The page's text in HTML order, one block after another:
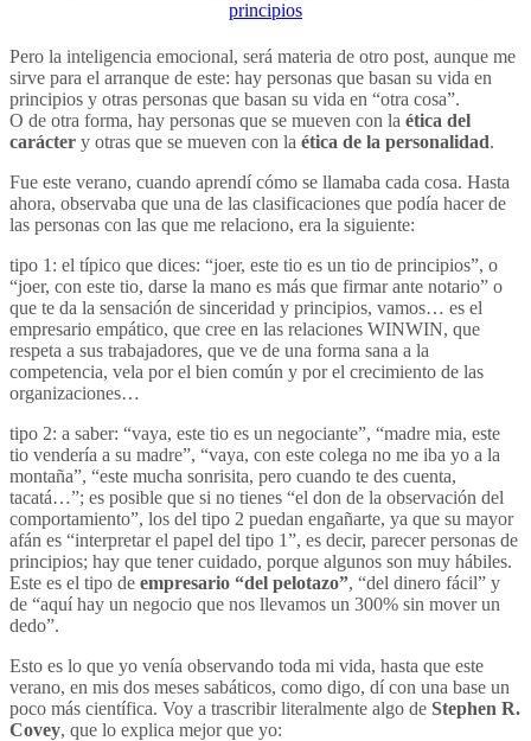
Pero la inteligencia emocional, será materia de otro post, aunque me
sirve para el arranque de este: hay personas que basan su vida en
principios y otras personas que basan su vida en “otra cosa”.
O de otra forma, hay personas que se mueven con la ética del
carácter y otras que se mueven con la ética de la personalidad.
Fue este verano, cuando aprendí cómo se llamaba cada cosa. Hasta
ahora, observaba que una de las clasificaciones que podía hacer de
las personas con las que me relaciono, era la siguiente:
tipo 1: el típico que dices: “joer, este tio es un tio de principios”, o
“joer, con este tio, darse la mano es más que firmar ante notario” o
que te da la sensación de sinceridad y principios, vamos… es el
empresario empático, que cree en las relaciones WINWIN, que
respeta a sus trabajadores, que ve de una forma sana a la
competencia, vela por el bien común y por el crecimiento de las
organizaciones…
tipo 2: a saber: “vaya, este tio es un negociante”, “madre mia, este
tio vendería a su madre”, “vaya, con este colega no me iba yo a la
montaña”, “este mucha sonrisita, pero cuando te des cuenta,
tacatá…”; es posible que si no tienes “el don de la observación del
comportamiento”, los del tipo 2 puedan engañarte, ya que su mayor
afán es “interpretar el papel del tipo 1”, es decir, parecer personas de
principios; hay que tener cuidado, porque algunos son muy hábiles.
Este es el tipo de empresario “del pelotazo”, “del dinero fácil” y
de “aquí hay un negocio que nos llevamos un 300% sin mover un
dedo”.
Esto es lo que yo venía observando toda mi vida, hasta que este
verano, en mis dos meses sabáticos, como digo, dí con una base un
poco más científica. Voy a trascribir literalmente algo de Stephen R.
Covey, que lo explica mejor que yo: